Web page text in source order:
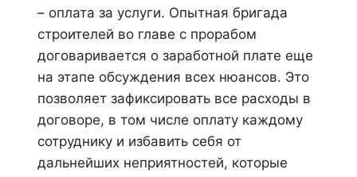
– оплата за услуги. Опытная бригада
строителей во главе с прорабом
договаривается о заработной плате еще
на этапе обсуждения всех нюансов. Это
позволяет зафиксировать все расходы в
договоре, в том числе оплату каждому
сотруднику и избавить себя от
дальнейших неприятностей, которые